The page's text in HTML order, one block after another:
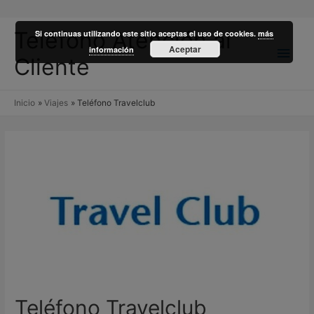
Teléfono Atención al
Cliente
Inicio Viajes Teléfono Travelclub
Teléfono Travelclub
Si continuas utilizando este sitio aceptas el uso de cookies.más
información
Aceptar